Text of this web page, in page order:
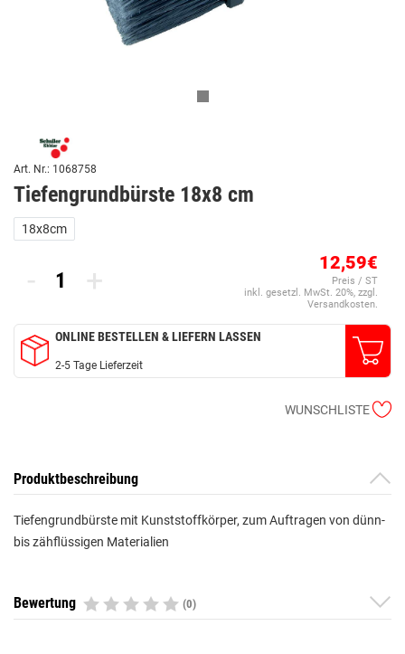
Art. Nr.: 1068758
Tiefengrundbürste 18x8 cm
18x8cm
- + 12,59€
Preis / ST
inkl. gesetzl. MwSt. 20%, zzgl.
Versandkosten.
ONLINE BESTELLEN & LIEFERN LASSEN
2-5 Tage Lieferzeit
WUNSCHLISTE
Produktbeschreibung
Tiefengrundbürste mit Kunststoffkörper, zum Auftragen von dünn-
bis zähflüssigen Materialien
Bewertung (0)